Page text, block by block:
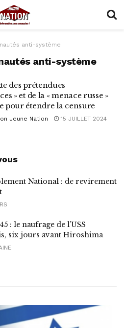
anti-système
anti-système
des prétendues
» et de la « menace russe »
pour étendre la censure
Jeune Nation
15 JUILLET 2024
National : de revirement
: le naufrage de l’USS
six jours avant Hiroshima